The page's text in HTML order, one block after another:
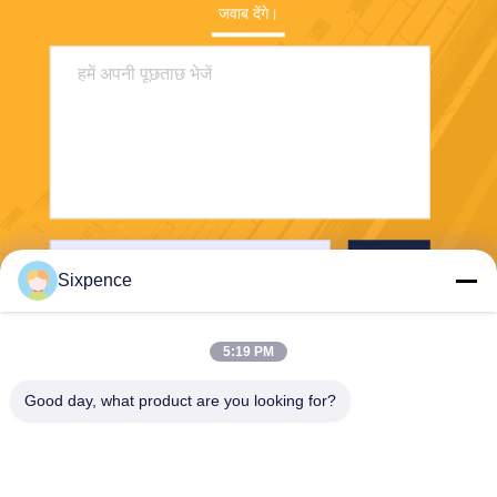
जवाब देंगे।
Sixpence
5:19 PM
Good day, what product are you looking for?